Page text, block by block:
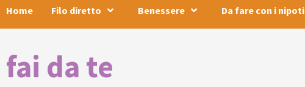
Home Filo diretto Benessere Da fare con i nipoti
fai da te